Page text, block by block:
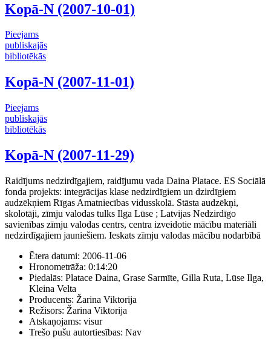
Kopā-N (2007-10-01)
Pieejams
publiskajās
bibliotēkās
Kopā-N (2007-11-01)
Pieejams
publiskajās
bibliotēkās
Kopā-N (2007-11-29)
Raidījums nedzirdīgajiem, raidījumu vada Daina Platace. ES Sociālā
fonda projekts: integrācijas klase nedzirdīgiem un dzirdīgiem
audzēkņiem Rīgas Amatniecības vidusskolā. Stāsta audzēkņi,
skolotāji, zīmju valodas tulks Ilga Lūse ; Latvijas Nedzirdīgo
savienības zīmju valodas centrs, centra izveidotie mācību materiāli
nedzirdīgajiem jauniešiem. Ieskats zīmju valodas mācību nodarbībā
Ētera datumi: 2006-11-06
Hronometrāža: 0:14:20
Piedalās: Platace Daina, Grase Sarmīte, Gilla Ruta, Lūse Ilga,
Kleina Velta
Producents: Žarina Viktorija
Režisors: Žarina Viktorija
Atskaņojams: visur
Trešo pušu autortiesības: Nav